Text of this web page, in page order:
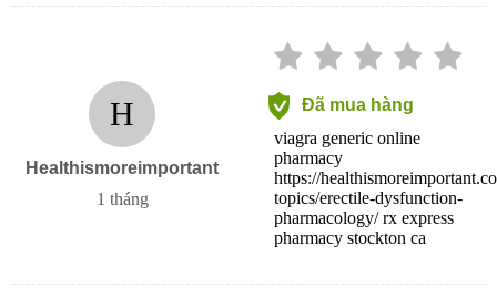
H
Healthismoreimportant
1 tháng
Đã mua hàng
viagra generic online
pharmacy
https://
topics/erectile-dysfunction-
pharmacology/ rx express
pharmacy stockton ca